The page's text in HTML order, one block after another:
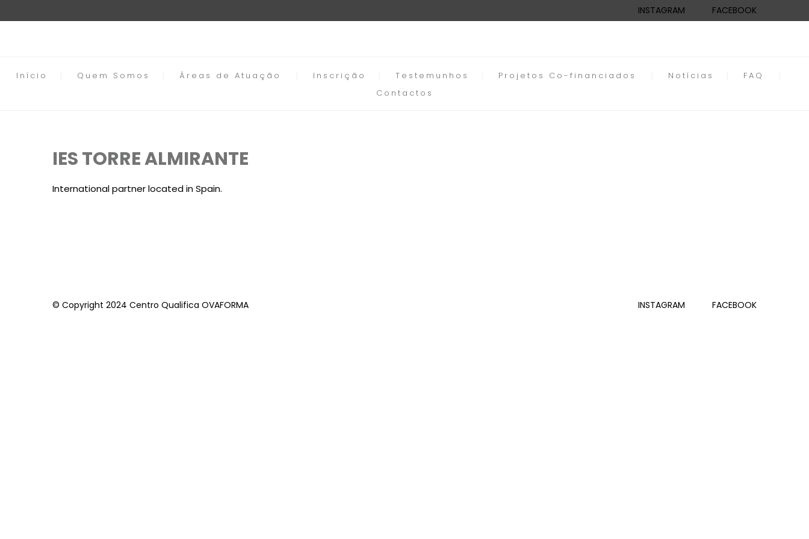
FACEBOOK
INSTAGRAM
Início Quem Somos Áreas de Atuação Inscrição Testemunhos Projetos Co-financiados Notícias
FAQ
Contactos
IES TORRE ALMIRANTE
International partner located in Spain.
© Copyright 2024 Centro Qualifica OVAFORMA FACEBOOK
INSTAGRAM